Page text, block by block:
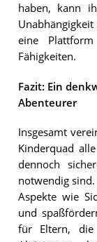
haben, kann
eine
Fähigkeiten.
Fazit: Ein
Abenteurer
Insgesamt
Kinderquad
dennoch
notwendig
Aspekte wie
und
für Eltern, die